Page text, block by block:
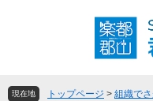
頭
飛現在地 トップページ > 組織で